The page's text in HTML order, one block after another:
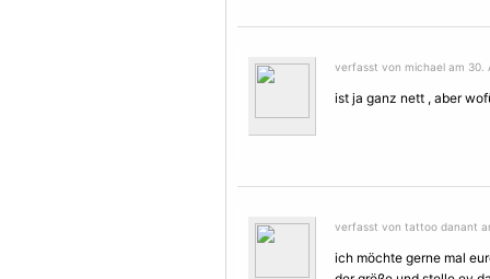
verfasst von michael am 30.
ist ja ganz nett , aber
verfasst von tattoo danant
ich möchte gerne mal